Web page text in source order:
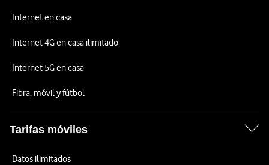
Internet en casa
Internet 4G en casa ilimitado
Internet 5G en casa
Fibra, móvil y fútbol
Tarifas móviles
Datos ilimitados